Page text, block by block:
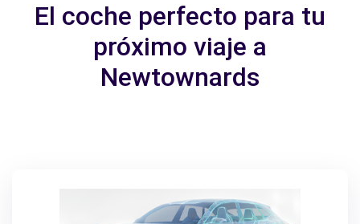
El coche perfecto para tu
próximo viaje a
Newtownards